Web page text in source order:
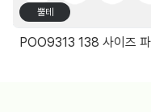
뿔테